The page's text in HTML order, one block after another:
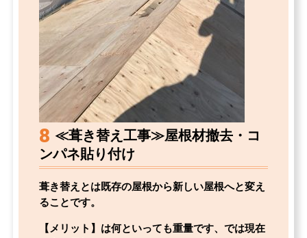
8 ≪葺き替え工事≫屋根材撤去・コ
ンパネ貼り付け
葺き替えとは既存の屋根から新しい屋根へと変え
ることです。
【メリット】は何といっても重量です、では現在